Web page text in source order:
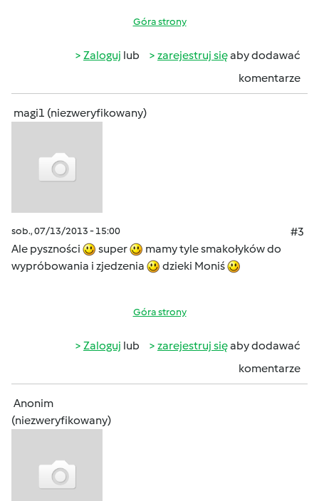
Góra strony
Zaloguj lub zarejestruj sięaby dodawać
komentarze
magi1 (niezweryfikowany)
sob., 07/13/2013 - 15:00
#3
Ale pyszności
super
mamy tyle smakołyków do
wypróbowania i zjedzenia
dzieki Moniś
Góra strony
Zaloguj lub zarejestruj sięaby dodawać
komentarze
Anonim
(niezweryfikowany)